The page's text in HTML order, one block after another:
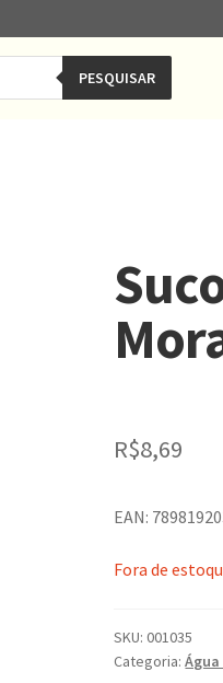
PESQUISAR
R$8,69
EAN:
Fora de
SKU:001035
Categoria:Água